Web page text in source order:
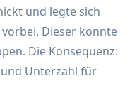
und legte sich
Dieser konnte
Die Konsequenz:
Unterzahl für